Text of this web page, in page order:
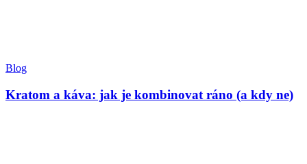
Blog
Kratom a káva: jak je kombinovat ráno (a kdy ne)